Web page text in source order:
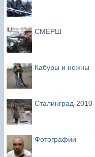
СМЕРШ
Кабуры и ножны
Сталинград-2010
Фотографии